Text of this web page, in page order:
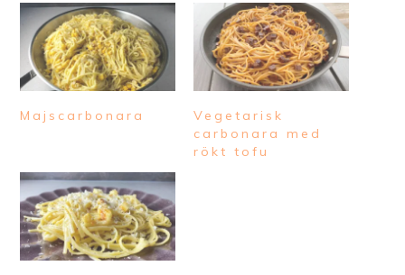
Majscarbonara
Vegetarisk
carbonara med
rökt tofu